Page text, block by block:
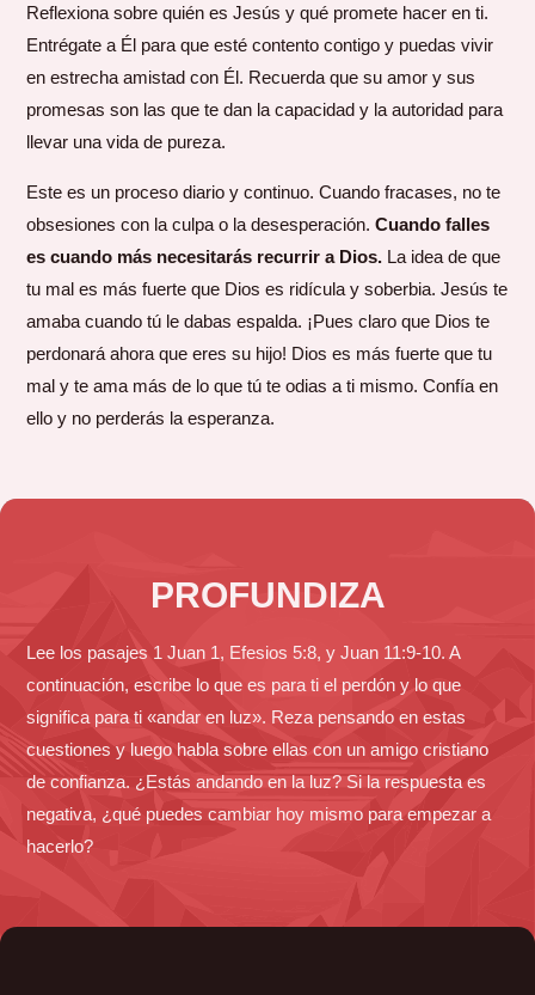
Reflexiona sobre quién es Jesús y qué promete hacer en ti.
Entrégate a Él para que esté contento contigo y puedas vivir
en estrecha amistad con Él. Recuerda que su amor y sus
promesas son las que te dan la capacidad y la autoridad para
llevar una vida de pureza.
Este es un proceso diario y continuo. Cuando fracases, no te
obsesiones con la culpa o la desesperación.Cuando falles
es cuando más necesitarás recurrir a Dios. La idea de que
tu mal es más fuerte que Dios es ridícula y soberbia. Jesús te
amaba cuando tú le dabas espalda. ¡Pues claro que Dios te
perdonará ahora que eres su hijo! Dios es más fuerte que tu
mal y te ama más de lo que tú te odias a ti mismo. Confía en
ello y no perderás la esperanza.
PROFUNDIZA
Lee los pasajes 1 Juan 1, Efesios 5:8, y Juan 11:9-10. A
continuación, escribe lo que es para ti el perdón y lo que
significa para ti «andar en luz». Reza pensando en estas
cuestiones y luego habla sobre ellas con un amigo cristiano
de confianza. ¿Estás andando en la luz? Si la respuesta es
negativa, ¿qué puedes cambiar hoy mismo para empezar a
hacerlo?